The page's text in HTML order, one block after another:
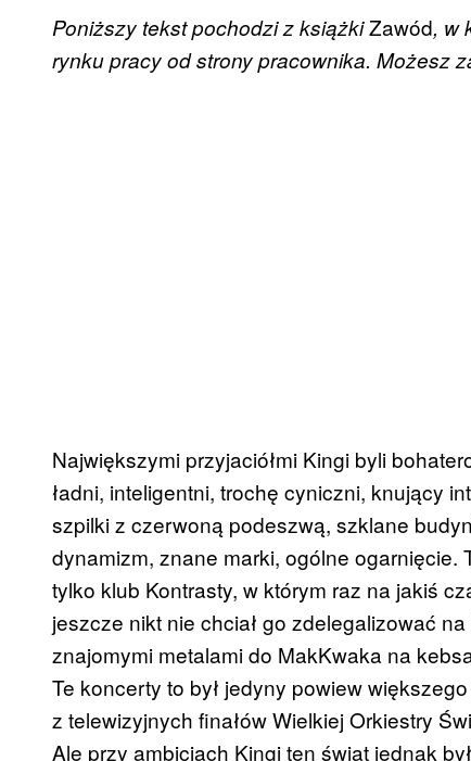
Poniższy tekst pochodzi z książkiZawód, w
rynku pracy od strony pracownika. Możesz
Największymi przyjaciółmi Kingi byli
ładni, inteligentni, trochę cyniczni, knujący
szpilki z czerwoną podeszwą, szklane
dynamizm, znane marki, ogólne ogarnięcie.
tylko klub Kontrasty, w którym raz na jakiś
jeszcze nikt nie chciał go zdelegalizować
znajomymi metalami do MakKwaka na
Te koncerty to był jedyny powiew
z telewizyjnych finałów Wielkiej Orkiestry
Ale przy ambicjach Kingi ten świat jednak